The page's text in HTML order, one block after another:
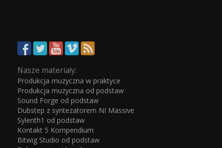
Nasze materiały:
Produkcja muzyczna w praktyce
Produkcja muzyczna od podstaw
Sound Forge od podstaw
Dubstep z syntezatorem NI Massive
Sylenth1 od podstaw
Kontakt 5 Kompendium
Bitwig Studio od podstaw